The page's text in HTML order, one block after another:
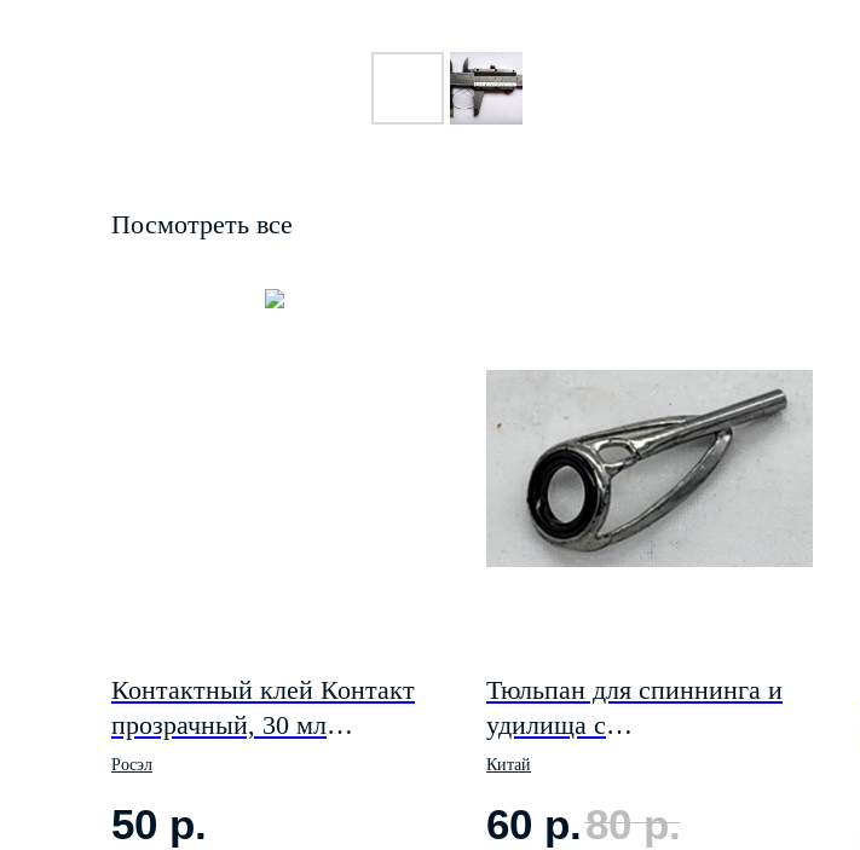
Посмотреть все
Контактный клей Контакт
прозрачный, 30 мл
(РСПРОДАЖА просрочен!!!
Росэл
50 р.
Тюльпан для спиннинга и
удилища с
противозахлёстным
профиль 2,8 мм. диаметр
Китай
60 р.80 р.